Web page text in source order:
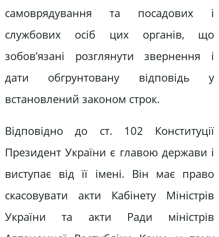
самоврядування та посадових і
службових осіб цих органів, що
зобов’язані розглянути звернення і
дати обгрунтовану відповідь у
встановлений законом строк.
Відповідно до ст. 102 Конституції
Президент України є главою держави і
виступає від її імені. Він має право
скасовувати акти Кабінету Міністрів
України та акти Ради міністрів